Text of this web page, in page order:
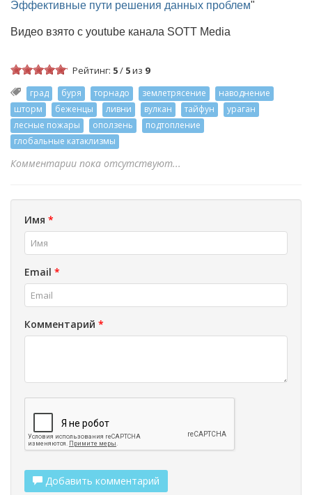
Эффективные пути решения данных проблем"
Видео взято с youtube канала SOTT Media
Рейтинг: 5/ 5из 9
град буря торнадо землетрясение
наводнение
шторм
беженцы ливни вулкан тайфун
ураган
лесные пожары
оползень
подтопление
глобальные катаклизмы
Комментарии пока отсутствуют...
Имя *
Email *
Комментарий *
Добавить комментарий